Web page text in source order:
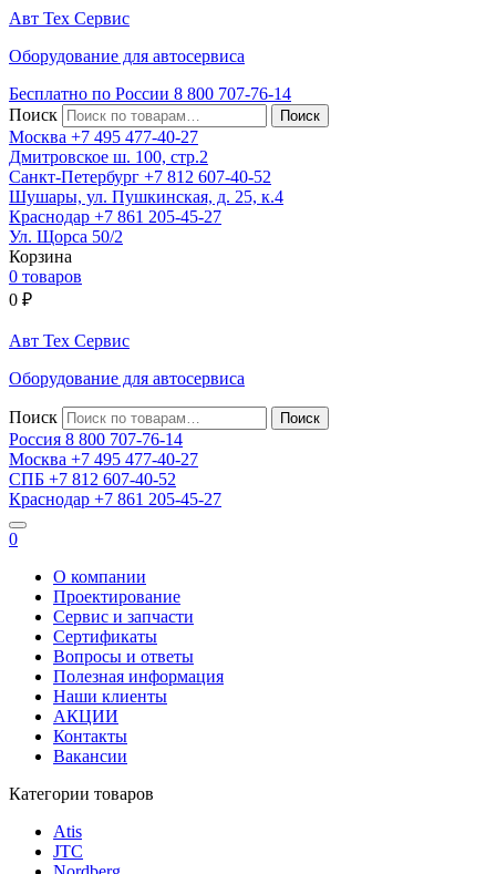
Авт Тех Сервис
Оборудование для автосервиса
Бесплатно по России 8 800 707-76-14
Поиск
Москва +7 495 477-40-27
Дмитровское ш. 100, стр.2
Санкт-Петербург +7 812 607-40-52
Шушары, ул. Пушкинская, д. 25, к.4
Краснодар +7 861 205-45-27
Ул. Щорса 50/2
Корзина
0 товаров
0 ₽
Авт Тех Сервис
Оборудование для автосервиса
Поиск
Россия 8 800 707-76-14
Москва +7 495 477-40-27
СПБ +7 812 607-40-52
Краснодар +7 861 205-45-27
0
О компании
Проектирование
Сервис и запчасти
Сертификаты
Вопросы и ответы
Полезная информация
Наши клиенты
АКЦИИ
Контакты
Вакансии
Категории товаров
Atis
JTC